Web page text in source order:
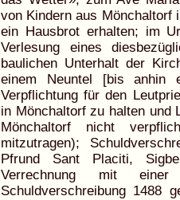
von Kindern aus Mönchaltorf
ein Hausbrot erhalten; im
Verlesung eines
baulichen Unterhalt der
einem Neuntel [bis anhin
Verpflichtung für den
in Mönchaltorf zu halten und
Mönchaltorf nicht
mitzutragen);
Pfrund Sant Placiti,
Verrechnung mit
Schuldverschreibung 1488